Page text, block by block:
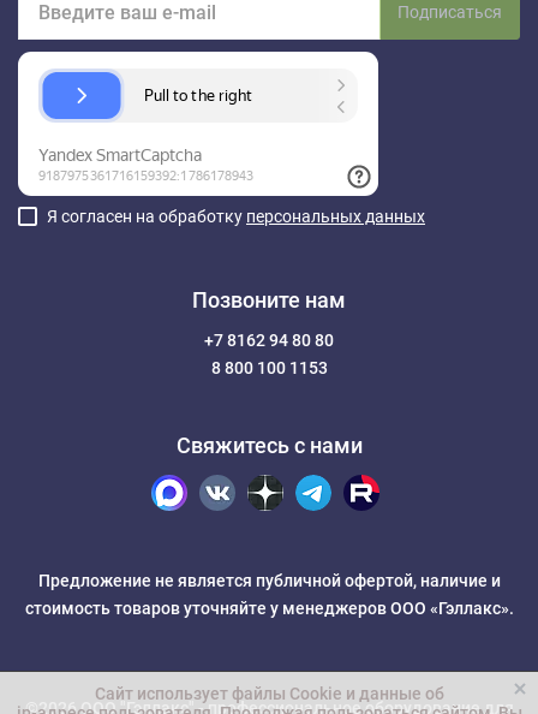
Подписаться
Я согласен на обработку персональных данных
Позвоните нам
+7 8162 94 80 80
8 800 100 1153
Свяжитесь с нами
Предложение не является публичной офертой, наличие и
стоимость товаров уточняйте у менеджеров ООО «Гэллакс».
©2026 ООО "Гэллакс" -профессиональное оборудование для
Сайт использует файлы Cookie и данные об